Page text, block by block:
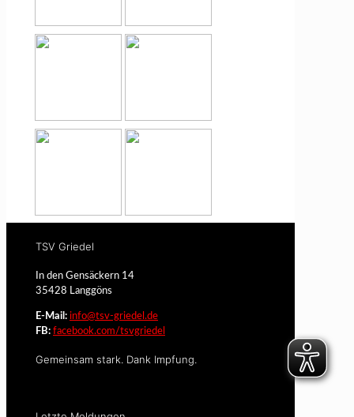
TSV Griedel
In den Gensäckern 14
35428 Langgöns
E-Mail: info@tsv-griedel.de
FB: facebook.com/tsvgriedel
Gemeinsam stark. Dank Impfung.